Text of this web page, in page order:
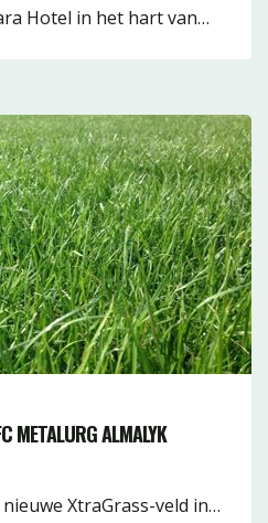
Hotel in het hart van…
METALURG ALMALYK
XtraGrass-veld in…